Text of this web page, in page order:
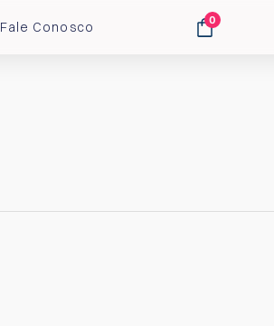
Fale Conosco 0